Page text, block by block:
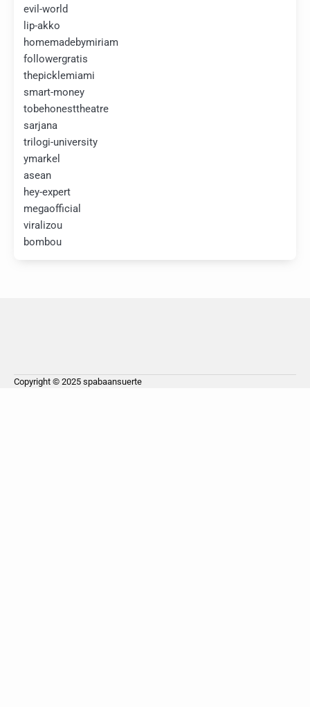
evil-world
lip-akko
homemadebymiriam
followergratis
thepicklemiami
smart-money
tobehonesttheatre
sarjana
trilogi-university
ymarkel
asean
hey-expert
megaofficial
viralizou
bombou
Copyright © 2025 spabaansuerte